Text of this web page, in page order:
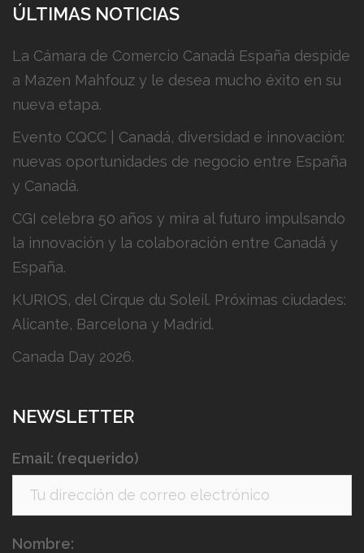
ÚLTIMAS NOTICIAS
La Cámara de Comercio Canadá España despide
a Mazen Mahfouz y le desea mucho éxito en su
nueva etapa.
Evento CQCC | Canadá, diversidad e innovación:
nuevas oportunidades de negocio entre España
y Canadá.
CGI celebra 50 años y mira al futuro impulsando
la innovación y la colaboración entre Canadá y
España.
KURIOS, del Cirque du Soleil. Próximas ciudades:
Alicante, Barcelona y Madrid.
Canada Day 2026.
NEWSLETTER
Email: (requerido)
Nombre: